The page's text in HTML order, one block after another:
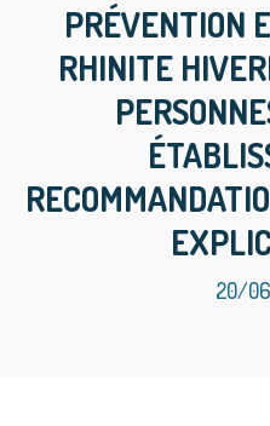
PRÉVENTION
RHINITE
20/